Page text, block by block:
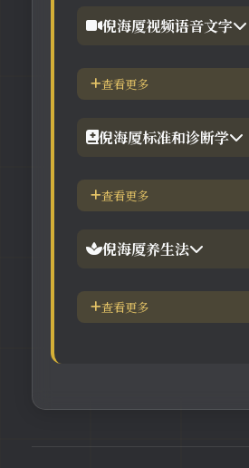
倪海厦视频语音文字
【视频】倪海厦-针灸大成
查看更多
倪海厦标准和诊断学
倪海厦简介-传奇人生
查看更多
倪海厦养生法
五脏逼毒法和易筋经
查看更多